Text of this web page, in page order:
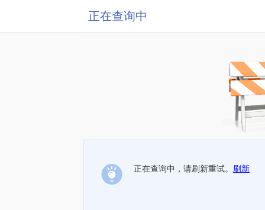
正在查询中
正在查询中，请刷新重试。 刷新